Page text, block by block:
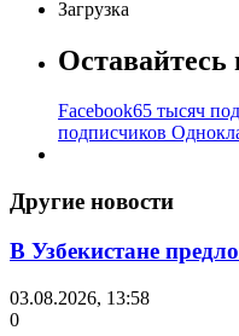
Загрузка
Оставайтесь
Facebook65 тысяч
подписчиков
Другие новости
В Узбекистане
03.08.2026, 13:58
0